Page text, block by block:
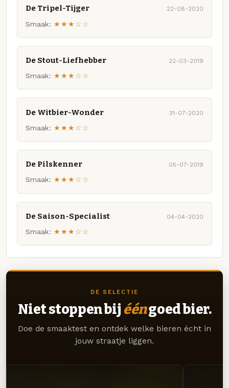
De Tripel-Tijger 22-08-2020
Smaak: ★★★☆☆
De Stout-Liefhebber 22-03-2019
Smaak: ★★★☆☆
De Witbier-Wonder 31-07-2020
Smaak: ★★★☆☆
De Pilskenner 05-07-2019
Smaak: ★★★☆☆
De Saison-Specialist 04-04-2020
Smaak: ★★★☆☆
DE SELECTIE
Niet stoppen bij ééngoed bier.
Doe de smaaktest en ontdek welke bieren écht in
jouw straatje liggen.